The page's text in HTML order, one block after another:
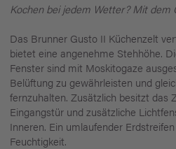
Kochen bei jedem Wetter? Mit dem
Das Brunner Gusto II Küchenzelt
bietet eine angenehme Stehhöhe.
Fenster sind mit Moskitogaze
Belüftung zu gewährleisten und
fernzuhalten. Zusätzlich besitzt das
Eingangstür und zusätzliche
Inneren. Ein umlaufender
Feuchtigkeit.